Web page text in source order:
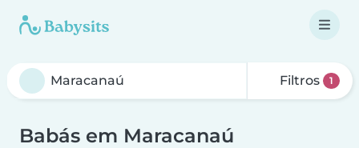
Filtros 1
Babás em Maracanaú